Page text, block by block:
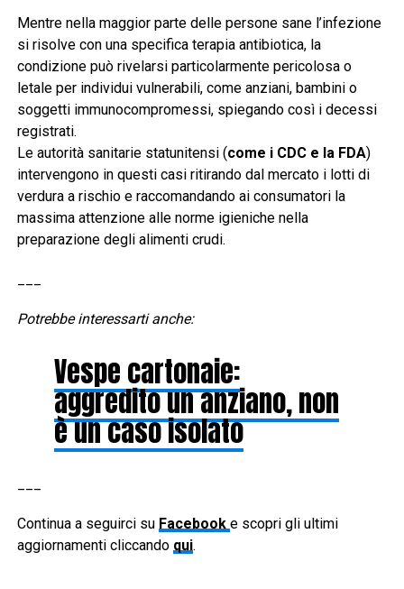
Mentre nella maggior parte delle persone sane l’infezione
si risolve con una specifica terapia antibiotica, la
condizione può rivelarsi particolarmente pericolosa o
letale per individui vulnerabili, come anziani, bambini o
soggetti immunocompromessi, spiegando così i decessi
registrati.
Le autorità sanitarie statunitensi (come i CDC e la FDA)
intervengono in questi casi ritirando dal mercato i lotti di
verdura a rischio e raccomandando ai consumatori la
massima attenzione alle norme igieniche nella
preparazione degli alimenti crudi.
Potrebbe interessarti anche:
Vespe cartonaie:
aggredito un anziano, non
è un caso isolato
Continua a seguirci su Facebook e scopri gli ultimi
aggiornamenti cliccando qui.